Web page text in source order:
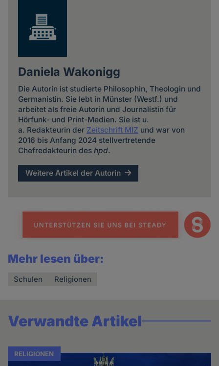
Daniela Wakonigg
Die Autorin ist studierte Philosophin, Theologin und
Germanistin. Sie lebt in Münster (Westf.) und
arbeitet als freie Autorin und Journalistin für
Hörfunk- und Print-Medien. Sie ist u.
a. Redakteurin der Zeitschrift MIZ und war von
2016 bis Anfang 2024 stellvertretende
Chefredakteurin des hpd.
Weitere Artikel der Autorin
Mehr lesen über:
Schulen Religionen
Verwandte Artikel
RELIGIONEN